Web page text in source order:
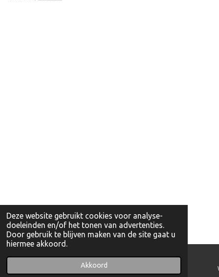
Deze website gebruikt cookies voor analyse-
doeleinden en/of het tonen van advertenties.
Door gebruik te blijven maken van de site gaat u
hiermee akkoord.
Akkoord
Telefoonnummer